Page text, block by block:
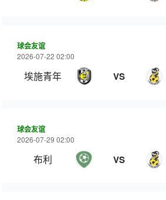
球会友谊
2026-07-22 02:00
埃施青年 VS
球会友谊
2026-07-29 02:00
布利 VS